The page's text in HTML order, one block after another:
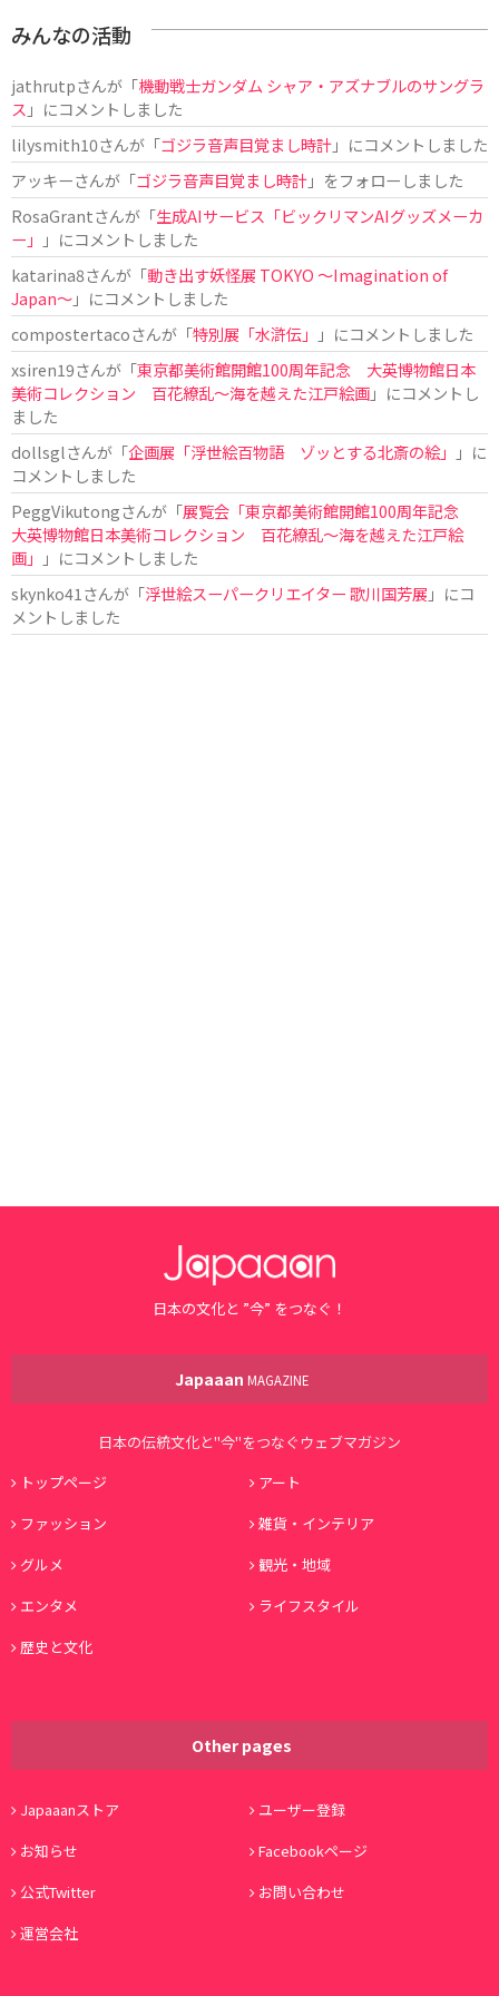
みんなの活動
jathrutpさんが「機動戦士ガンダム シャア・アズナブルのサングラ
ス 」にコメントしました
lilysmith10さんが「ゴジラ音声目覚まし時計」にコメントしました
アッキーさんが「ゴジラ音声目覚まし時計」をフォローしました
RosaGrantさんが「生成AIサービス「ビックリマンAIグッズメーカ
ー」
」にコメントしました
katarina8さんが「動き出す妖怪展 TOKYO 〜Imagination of
Japan〜」にコメントしました
compostertacoさんが「特別展「水滸伝」
」にコメントしました
xsiren19さんが「東京都美術館開館100周年記念 大英博物館日本
美術コレクション 百花繚乱～海を越えた江戸絵画」にコメントし
ました
dollsglさんが「企画展「浮世絵百物語 ゾッとする北斎の絵」
」に
コメントしました
PeggVikutongさんが「展覧会「東京都美術館開館100周年記念
大英博物館日本美術コレクション 百花繚乱〜海を越えた江戸絵
画」
」にコメントしました
skynko41 さんが「浮世絵スーパークリエイター 歌川国芳展 」にコ
メントしました
日本の文化と ”今” をつなぐ！
Japaaan MAGAZINE
日本の伝統文化と"今"をつなぐウェブマガジン
トップページ
アート
ファッション
雑貨・インテリア
グルメ
観光・地域
エンタメ
ライフスタイル
歴史と文化
Other pages
Japaaanストア
ユーザー登録
お知らせ
Facebookページ
公式Twitter
お問い合わせ
運営会社